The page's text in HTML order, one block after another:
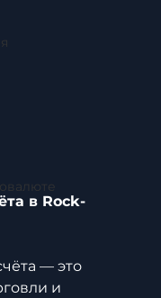
в Rock-
— это
и